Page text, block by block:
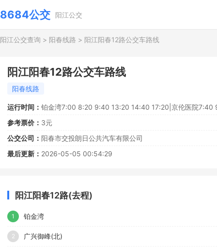
8684公交 阳江公交
阳江公交查询 > 阳春线路 > 阳江阳春12路公交车路线
阳江阳春12路公交车路线
阳春线路
运行时间： 铂金湾7:00 8:20 9:40 13:20 14:40 17:20|京伦医院
参考票价： 3元
公交公司： 阳春市交投朗日公共汽车有限公司
最后更新： 2026-05-05 00:54:29
阳江阳春12路(去程)
1 铂金湾
2 广兴御峰(北)